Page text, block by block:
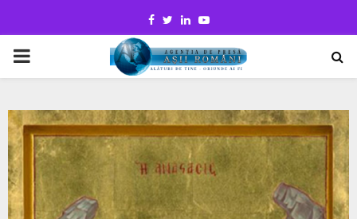
Facebook
TwitterLinkedinYoutube
PRIMARY